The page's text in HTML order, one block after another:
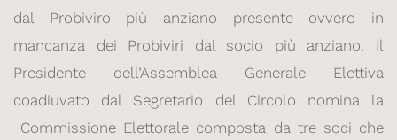
dal Probiviro più anziano presente ovvero in
mancanza dei Probiviri dal socio più anziano. Il
Presidente dell’Assemblea Generale Elettiva
coadiuvato dal Segretario del Circolo nomina la
Commissione Elettorale composta da tre soci che